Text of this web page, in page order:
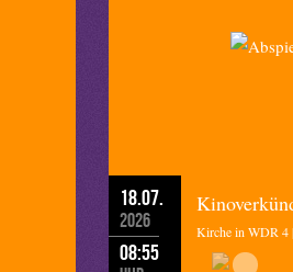
18.07.
2026
08:55
Kirche in WDR 4